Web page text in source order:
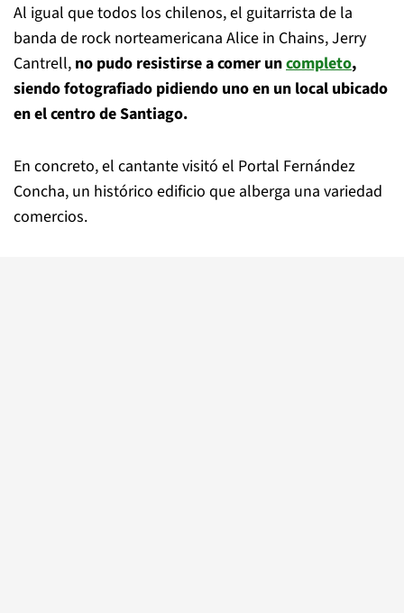
Al igual que todos los chilenos, el guitarrista de la
banda de rock norteamericana Alice in Chains, Jerry
Cantrell, no pudo resistirse a comer uncompleto,
siendo fotografiado pidiendo uno en un local ubicado
en el centro de Santiago.
En concreto, el cantante visitó el Portal Fernández
Concha, un histórico edificio que alberga una variedad
comercios.